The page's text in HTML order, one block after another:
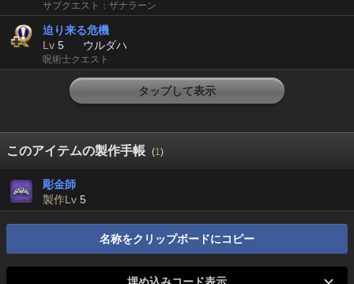
サブクエスト：ザナラーン
迫り来る危機
Lv 5 ウルダハ
呪術士クエスト
タップして表示
このアイテムの製作手帳 (1)
彫金師
製作Lv 5
名称をクリップボードにコピー